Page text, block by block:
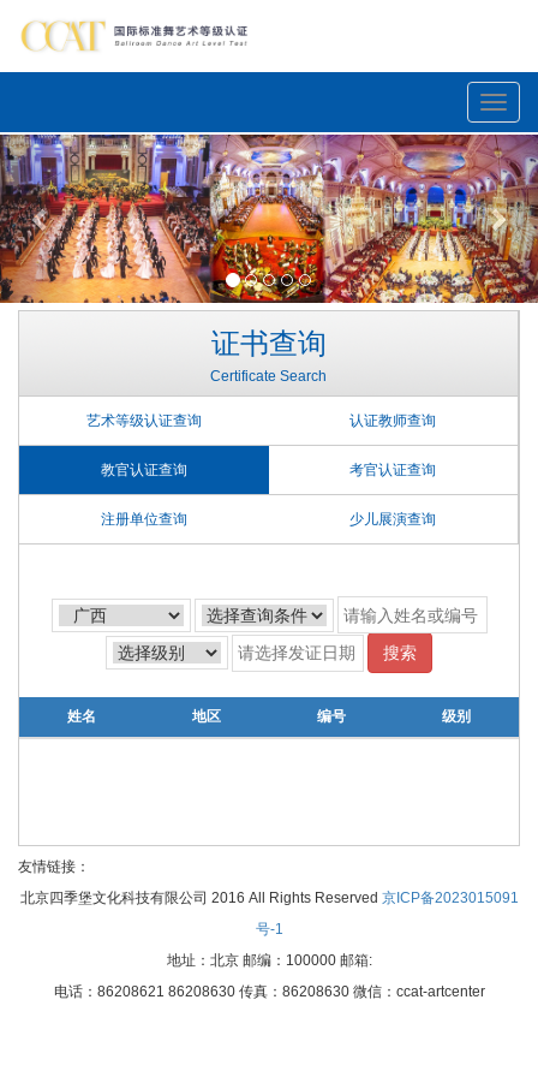
Toggle
Previous
证书查询
Certificate Search
艺术等级认证查询 认证教师查询
教官认证查询 考官认证查询
注册单位查询 少儿展演查询
搜索
姓名 地区 编号 级别
友情链接：
北京四季堡文化科技有限公司 2016 All Rights Reserved 京ICP备2023015091
号-1
地址：北京 邮编：100000 邮箱:
电话：86208621 86208630 传真：86208630 微信：ccat-artcenter